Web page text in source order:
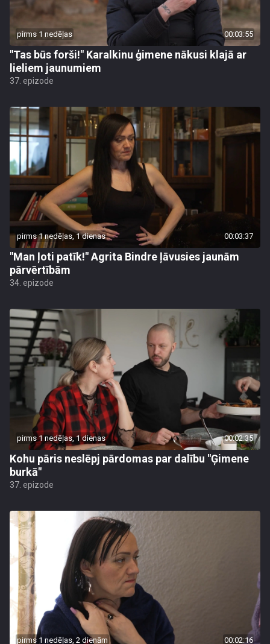
pirms 1 nedēļas 00:03:55
"Tas būs forši!" Karalkinu ģimene nākusi klajā ar
lieliem jaunumiem
37. epizode
pirms 1 nedēļas, 1 dienas 00:03:37
"Man ļoti patīk!" Agrita Bindre ļāvusies jaunām
pārvērtībām
34. epizode
pirms 1 nedēļas, 1 dienas 00:02:35
Kohu pāris neslēpj pārdomas par dalību "Ģimene
burkā"
37. epizode
pirms 1 nedēļas, 2 dienām 00:02:16